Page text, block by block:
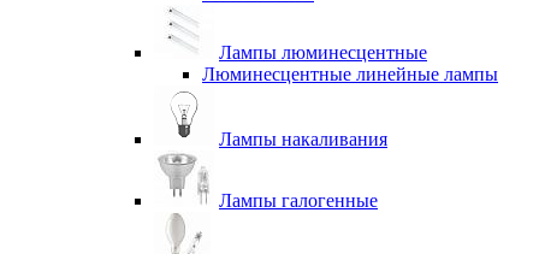
Лампы люминесцентные
Люминесцентные линейные лампы
Лампы накаливания
Лампы галогенные